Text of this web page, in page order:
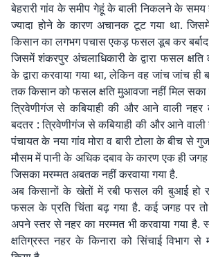
बेहरारी गांव के समीप गेहूं के बाली निकलने के समय
ज्यादा होने के कारण अचानक टूट गया था. जिसमें
किसान का लगभग पचास एकड़ फसल डूब कर बर्बाद
जिसमें शंकरपुर अंचलाधिकारी के द्वारा फसल क्षति
के द्वारा करवाया गया था, लेकिन वह जांच जांच
तक किसान को फसल क्षति मुआवजा नहीं मिल सका
त्रिवेणीगंज से कबियाही की और आने वाली नहर
बदतर : त्रिवेणीगंज से कबियाही की और आने वाली
पंचायत के नया गांव मोरा व बारी टोला के बीच से
मौसम में पानी के अधिक दबाव के कारण एक ही
जिसका मरम्मत अबतक नहीं करवाया गया है.
अब किसानों के खेतों में रबी फसल की बुआई हो
फसल के प्रति चिंता बढ़ गया है. कई जगह पर तो
अपने स्तर से नहर का मरम्मत भी करवाया गया है.
क्षतिग्रस्त नहर के किनारा को सिंचाई विभाग से